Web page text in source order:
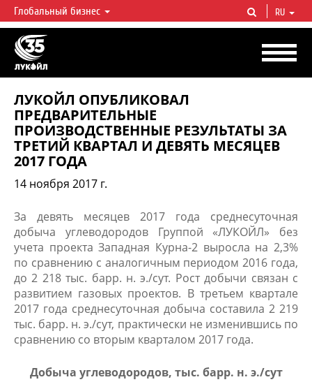
ЛУКОЙЛ СЕГОДНЯ
ЛУКОЙЛ — одна из крупнейших вертикально интегрированных
нефтегазовых компаний в мире, на долю которой приходится более 2%
мировой добычи нефти и около 1% доказанных запасов углеводородов.
Глобальный бизнес RU
ЛУКОЙЛ ОПУБЛИКОВАЛ
ПРЕДВАРИТЕЛЬНЫЕ
ПРОИЗВОДСТВЕННЫЕ РЕЗУЛЬТАТЫ ЗА
ТРЕТИЙ КВАРТАЛ И ДЕВЯТЬ МЕСЯЦЕВ
2017 ГОДА
14 ноября 2017 г.
​​​​​​​​​​​​​​​​​​За девять месяцев 2017 года среднесуточная
добыча углеводородов Группой «ЛУКОЙЛ» без
учета проекта Западная Курна-2 выросла на 2,3%
по сравнению с аналогичным периодом 2016 года,
до 2 218 тыс. барр. н. э./сут. Рост добычи связан с
развитием газовых проектов. В третьем квартале
2017 года среднесуточная добыча составила 2 219
тыс. барр. н. э./сут, практически не изменившись по
сравнению со вторым кварталом 2017 года.
Добыча углеводородов, тыс. барр. н. э./сут